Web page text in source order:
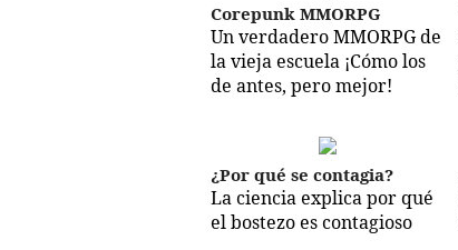
Corepunk MMORPG
Un verdadero MMORPG de
la vieja escuela ¡Cómo los
de antes, pero mejor!
¿Por qué se contagia?
La ciencia explica por qué
el bostezo es contagioso